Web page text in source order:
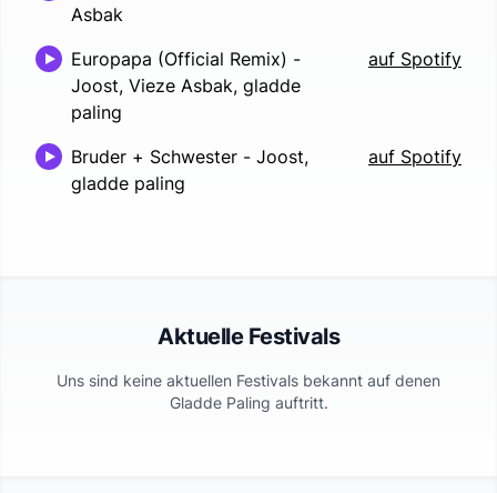
Asbak
Europapa (Official Remix) -
Joost, Vieze Asbak, gladde
paling
auf Spotify
Bruder + Schwester - Joost,
gladde paling
auf Spotify
Aktuelle Festivals
Uns sind keine aktuellen Festivals bekannt auf denen
Gladde Paling auftritt.